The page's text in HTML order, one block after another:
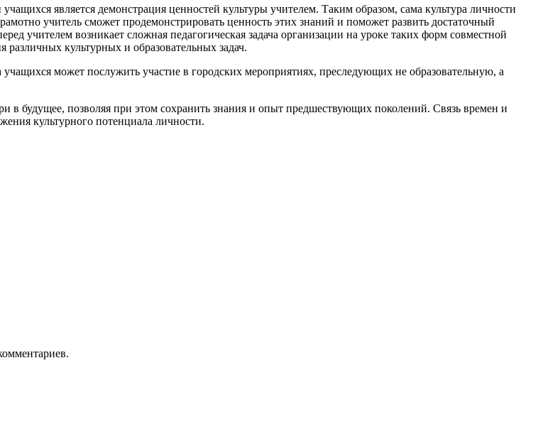
является демонстрация ценностей культуры учителем. Таким образом, сама культура личности
учитель сможет продемонстрировать ценность этих знаний и поможет развить достаточный
учителем возникает сложная педагогическая задача организации на уроке таких форм совместной
культурных и образовательных задач.
может послужить участие в городских мероприятиях, преследующих не образовательную, а
будущее, позволяя при этом сохранить знания и опыт предшествующих поколений. Связь времен и
культурного потенциала личности.